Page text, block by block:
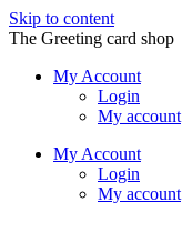
Skip to content
The Greeting card shop
My Account
Login
My account
My Account
Login
My account